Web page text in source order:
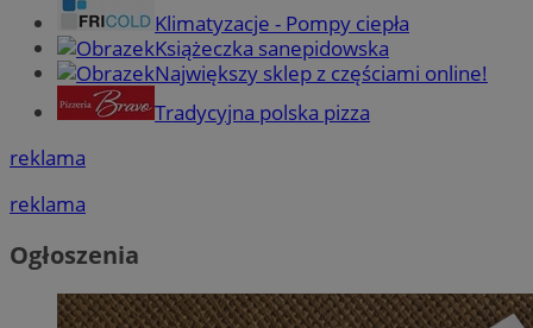
Klimatyzacje - Pompy ciepła
Książeczka sanepidowska
Największy sklep z częściami online!
Tradycyjna polska pizza
reklama
reklama
Ogłoszenia